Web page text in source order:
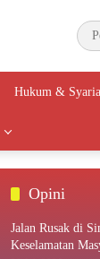
Hukum &
Opini
Jalan Rusak di
Keselamatan